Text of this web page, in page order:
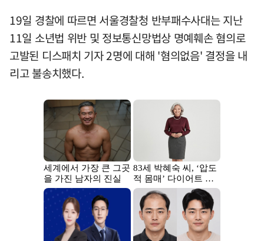
19일 경찰에 따르면 서울경찰청 반부패수사대는 지난
11일 소년법 위반 및 정보통신망법상 명예훼손 혐의로
고발된 디스패치 기자 2명에 대해 '혐의없음' 결정을 내
리고 불송치했다.